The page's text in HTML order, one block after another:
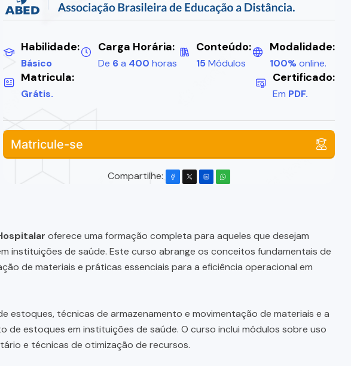
Habilidade:
Básico
Carga Horária:
De 6a 400 horas
Conteúdo:
15Módulos
Modalidade:
100%online.
Matricula:
Grátis.
Certificado:
Em PDF.
Matricule-se
Compartilhe:
oferece uma formação completa para aqueles que desejam
instituições de saúde. Este curso abrange os conceitos fundamentais de
de materiais e práticas essenciais para a eficiência operacional em
estoques, técnicas de armazenamento e movimentação de materiais e a
de estoques em instituições de saúde. O curso inclui módulos sobre uso
e técnicas de otimização de recursos.